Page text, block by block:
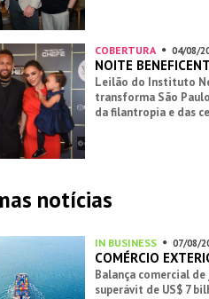
COBERTURA 04/08/
NOITE
Leilão do Instituto
transforma São
da filantropia e das
notícias
IN BUSINESS 07/08/
COMÉRCIO
Balança comercial
superávit de US$ 7